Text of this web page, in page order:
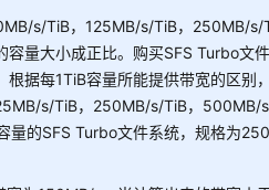
s/TiB，125MB/s/TiB，250MB/
容量大小成正比。购买SFS Turbo文
根据每1TiB容量所能提供带宽的区别
s/TiB，250MB/s/TiB，500MB/
量的SFS Turbo文件系统，规格为